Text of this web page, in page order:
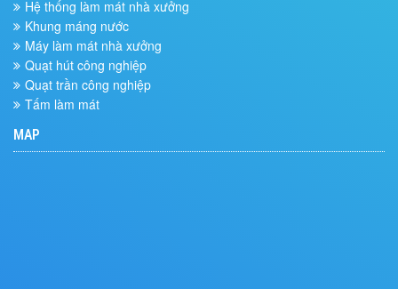
Hệ thống làm mát nhà xưởng
Khung máng nước
Máy làm mát nhà xưởng
Quạt hút công nghiệp
Quạt trần công nghiệp
Tấm làm mát
MAP